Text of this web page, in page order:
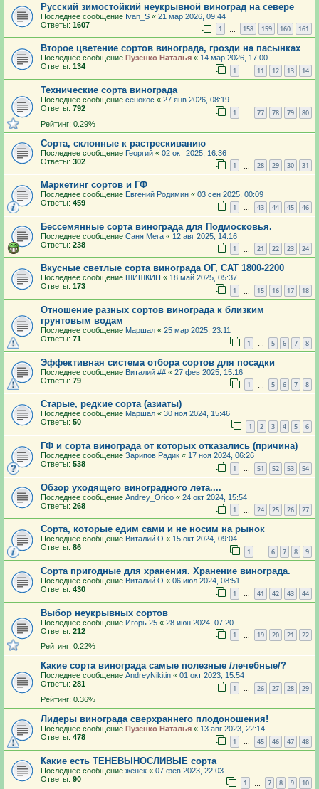
Русский зимостойкий неукрывной виноград на севере
Последнее сообщение Ivan_S « 21 мар 2026, 09:44
Ответы: 1607 1 158 159 160 161
Второе цветение сортов винограда, грозди на пасынках
Последнее сообщение Пузенко Наталья « 14 мар 2026, 17:00
Ответы: 134 1 … 11 12 13 14
Технические сорта винограда
Последнее сообщение сенокос « 27 янв 2026, 08:19
Ответы: 792 1 77 78 79 80
Рейтинг: 0.29%
Сорта, склонные к растрескиванию
Последнее сообщение Георгий « 02 окт 2025, 16:36
Ответы: 302 1 28 29 30 31
Маркетинг сортов и ГФ
Последнее сообщение Евгений Родимин « 03 сен 2025, 00:09
Ответы: 459 1 … 43 44 45 46
Бессемянные сорта винограда для Подмосковья.
Последнее сообщение Саня Мега « 12 авг 2025, 14:16
Ответы: 238 1 21 22 23 24
Вкусные светлые сорта винограда ОГ, САТ 1800-2200
Последнее сообщение ШИШКИН « 18 май 2025, 05:37
Ответы: 173 1 15 16 17 18
Отношение разных сортов винограда к близким
грунтовым водам
Последнее сообщение Маршал « 25 мар 2025, 23:11
Ответы: 71 1 … 5 6 7 8
Эффективная система отбора сортов для посадки
Последнее сообщение Виталий ## « 27 фев 2025, 15:16
Ответы: 79 1 5 6 7 8
Старые, редкие сорта (азиаты)
Последнее сообщение Маршал « 30 ноя 2024, 15:46
Ответы: 50 1 2 3 4 5 6
ГФ и сорта винограда от которых отказались (причина)
Последнее сообщение Зарипов Радик « 17 ноя 2024, 06:26
Ответы: 538 1 … 51 52 53 54
Обзор уходящего виноградного лета....
Последнее сообщение Andrey_Orico « 24 окт 2024, 15:54
Ответы: 268 1 24 25 26 27
Сорта, которые едим сами и не носим на рынок
Последнее сообщение Виталий О « 15 окт 2024, 09:04
Ответы: 86 1 … 6 7 8 9
Сорта пригодные для хранения. Хранение винограда.
Последнее сообщение Виталий О « 06 июл 2024, 08:51
Ответы: 430 1 … 41 42 43 44
Выбор неукрывных сортов
Последнее сообщение Игорь 25 « 28 июн 2024, 07:20
Ответы: 212 1 19 20 21 22
Рейтинг: 0.22%
Какие сорта винограда самые полезные /лечебные/?
Последнее сообщение AndreyNikitin « 01 окт 2023, 15:54
Ответы: 281 1 … 26 27 28 29
Рейтинг: 0.36%
Лидеры винограда сверхраннего плодоношения!
Последнее сообщение Пузенко Наталья « 13 авг 2023, 22:14
Ответы: 478 1 45 46 47 48
Какие есть ТЕНЕВЫНОСЛИВЫЕ сорта
Последнее сообщение женек « 07 фев 2023, 22:03
Ответы: 90 1 7 8 9 10